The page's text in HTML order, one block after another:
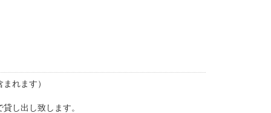
れます）
し出し致します。